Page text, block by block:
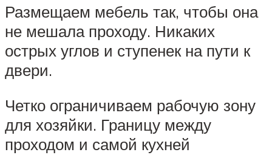
Размещаем мебель так, чтобы она
не мешала проходу. Никаких
острых углов и ступенек на пути к
двери.
Четко ограничиваем рабочую зону
для хозяйки. Границу между
проходом и самой кухней